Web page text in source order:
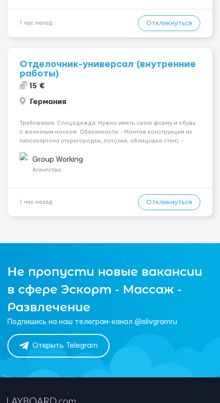
1 час назад Откликнуться
Отделочник-универсал (внутренние
работы)
15 €
Германия
Требования: Спецодежда: Нужно иметь свою форму и обувь
с железным носком. Обязанности: - Монтаж конструкций из
гипсокартона (перегородки, потолки, облицовка стен); -
малярных работ (шпатлевка, грунтовка, покраска); -
Штукатурные работы ...
Group Working
Агентство
1 час назад Откликнуться
Не пропусти новые вакансии
в сфере Эскорт - Массаж -
Развлечение
Подпишись на наш телеграм-канал @slivgramru
Открыть Telegram